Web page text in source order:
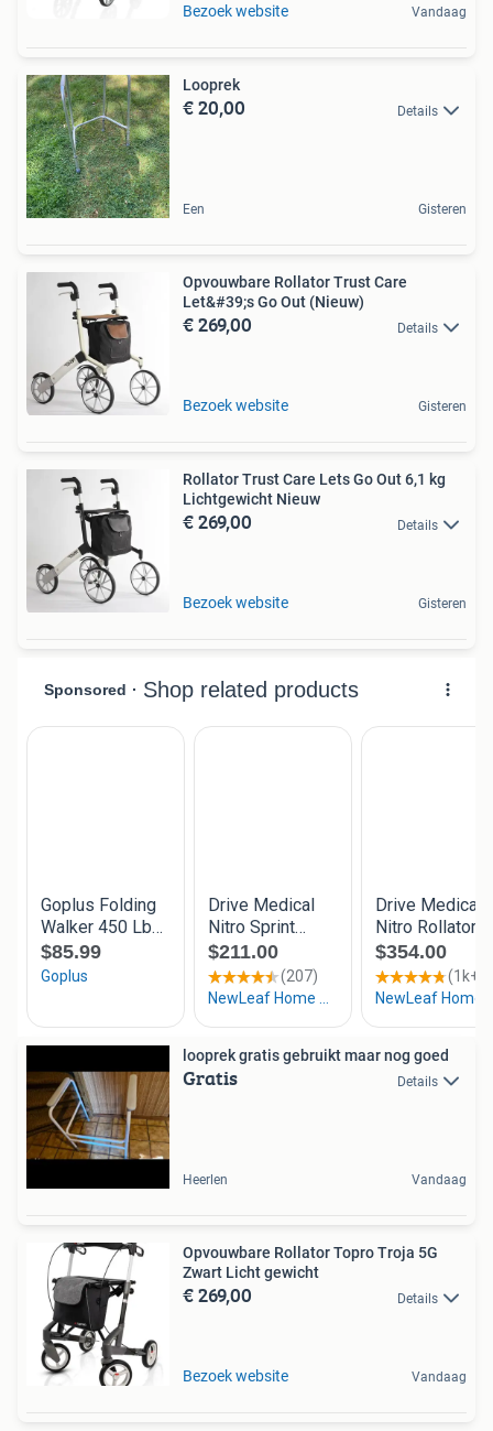
Bezoek website Vandaag
Looprek
€ 20,00 Details
Een Gisteren
Opvouwbare Rollator Trust Care
Let&#39;s Go Out (Nieuw)
€ 269,00 Details
Bezoek website Gisteren
Rollator Trust Care Lets Go Out 6,1 kg
Lichtgewicht Nieuw
€ 269,00 Details
Bezoek website Gisteren
looprek gratis gebruikt maar nog goed
Gratis Details
Heerlen Vandaag
Opvouwbare Rollator Topro Troja 5G
Zwart Licht gewicht
€ 269,00 Details
Bezoek website Vandaag